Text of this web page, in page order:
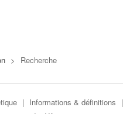
> Recherche
| Informations & définitions |